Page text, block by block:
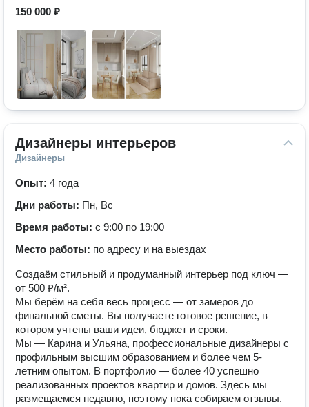
150 000 ₽
Дизайнеры интерьеров
Дизайнеры
Опыт: 4 года
Дни работы: Пн, Вс
Время работы: с 9:00 по 19:00
Место работы: по адресу и на выездах
Создаём стильный и продуманный интерьер под ключ —
от 500 ₽/м².
Мы берём на себя весь процесс — от замеров до
финальной сметы. Вы получаете готовое решение, в
котором учтены ваши идеи, бюджет и сроки.
Мы — Карина и Ульяна, профессиональные дизайнеры с
профильным высшим образованием и более чем 5-
летним опытом. В портфолио — более 40 успешно
реализованных проектов квартир и домов. Здесь мы
размещаемся недавно, поэтому пока собираем отзывы.